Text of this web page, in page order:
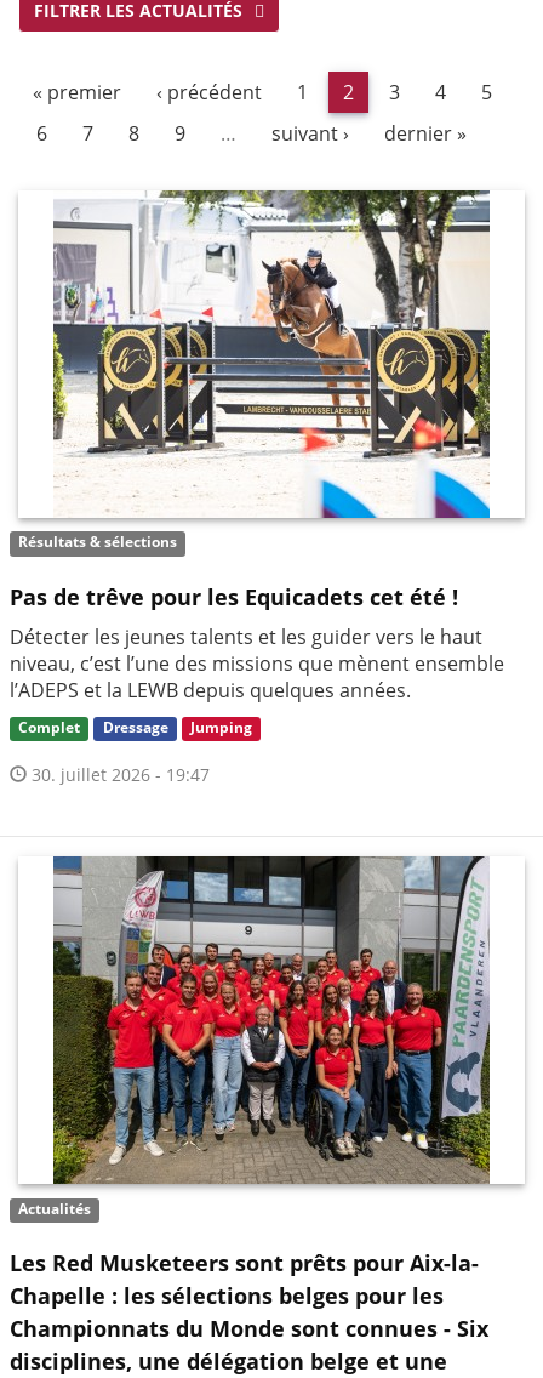
FILTRER LES ACTUALITÉS
« premier ‹ précédent 1 2 3 4
5
6
7 8 9 … suivant › dernier »
Résultats & sélections
Pas de trêve pour les Equicadets cet été !
Détecter les jeunes talents et les guider vers le haut
niveau, c’est l’une des missions que mènent ensemble
l’ADEPS et la LEWB depuis quelques années.
Complet Dressage Jumping
30. juillet 2026 - 19:47
Actualités
Les Red Musketeers sont prêts pour Aix-la-
Chapelle : les sélections belges pour les
Championnats du Monde sont connues - Six
disciplines, une délégation belge et une